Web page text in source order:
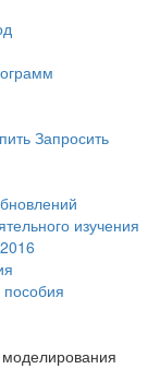
Запросить
изучения
2016